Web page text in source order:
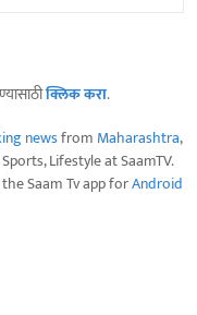
क्लिक करा.
newsfrom Maharashtra,
Lifestyle at SaamTV.
Saam Tv app forAndroid